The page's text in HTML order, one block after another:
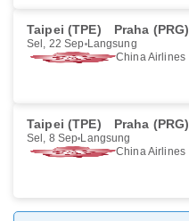
Taipei (TPE) Praha (PRG)
Sel, 22 Sep Langsung
China Airlines
Taipei (TPE) Praha (PRG)
Sel, 8 Sep Langsung
China Airlines